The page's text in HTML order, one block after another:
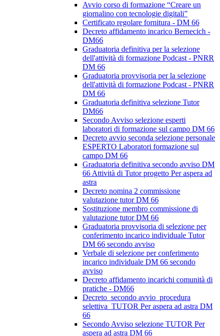
Avvio corso di formazione “Creare un
giornalino con tecnologie digitali”
Certificato regolare fornitura - DM 66
Decreto affidamento incarico Bernecich -
DM66
Graduatoria definitiva per la selezione
dell'attività di formazione Podcast - PNRR
DM 66
Graduatoria provvisoria per la selezione
dell'attività di formazione Podcast - PNRR
DM 66
Graduatoria definitiva selezione Tutor
DM66
Secondo Avviso selezione esperti
laboratori di formazione sul campo DM 66
Decreto avvio seconda selezione personale
ESPERTO Laboratori formazione sul
campo DM 66
Graduatoria definitiva secondo avviso DM
66 Attività di Tutor progetto Per aspera ad
astra
Decreto nomina 2 commissione
valutazione tutor DM 66
Sostituzione membro commissione di
valutazione tutor DM 66
Graduatoria provvisoria di selezione per
conferimento incarico individuale Tutor
DM 66 secondo avviso
Verbale di selezione per conferimento
incarico individuale DM 66 secondo
avviso
Decreto affidamento incarichi comunità di
pratiche - DM66
Decreto_secondo avvio_procedura
selettiva_TUTOR Per aspera ad astra DM
66
Secondo Avviso selezione TUTOR Per
aspera ad astra DM 66